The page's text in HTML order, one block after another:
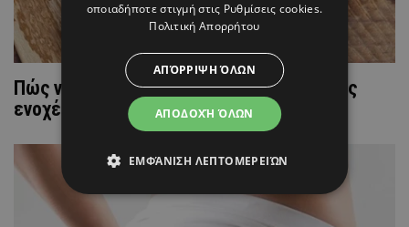
Πώς να απολαύσετε το φαγητό σας χωρίς
ενοχές;
οποιαδήποτε στιγμή στις Ρυθμίσεις cookies.
Πολιτική Απορρήτου
ΑΠΟΔΟΧΉ ΌΛΩΝ
ΑΠΌΡΡΙΨΗ ΌΛΩΝ
ΕΜΦΆΝΙΣΗ ΛΕΠΤΟΜΕΡΕΙΏΝ